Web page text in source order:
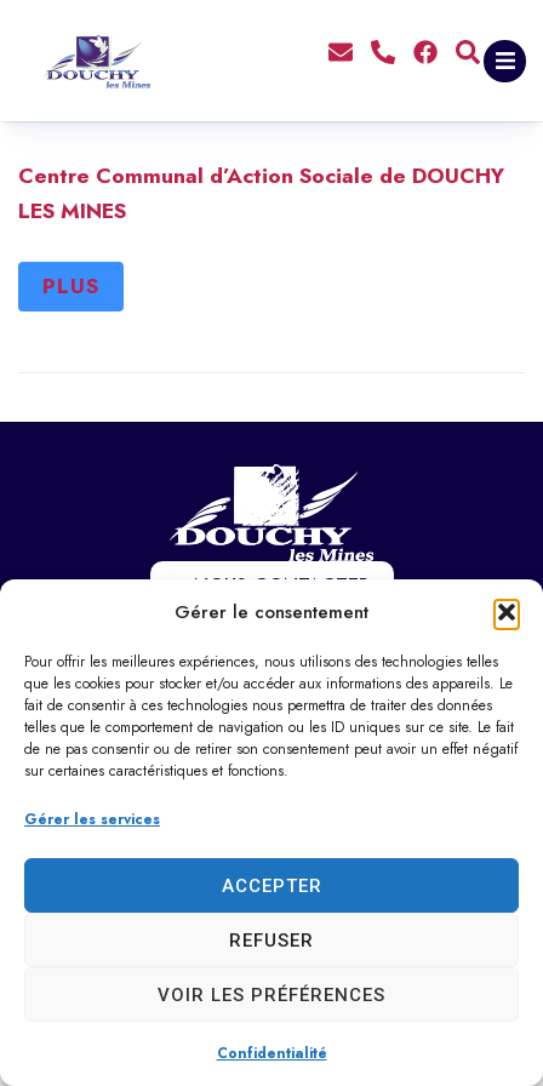
Gérer le consentement
Pour offrir les meilleures expériences, nous utilisons des technologies telles
que les cookies pour stocker et/ou accéder aux informations des appareils. Le
fait de consentir à ces technologies nous permettra de traiter des données
telles que le comportement de navigation ou les ID uniques sur ce site. Le fait
de ne pas consentir ou de retirer son consentement peut avoir un effet négatif
sur certaines caractéristiques et fonctions.
Gérer les services
ACCEPTER
REFUSER
VOIR LES PRÉFÉRENCES
Confidentialité
principal
Centre Communal d’Action Sociale de DOUCHY
LES MINES
PLUS
NOUS CONTACTER
Hôtel de ville
37 Pl. Paul Eluard,
59282 Douchy-les-Mines
03 27 22 22 22
Horaires d’ouverture
Du lundi au vendredi :
9h00 – 12h00 / 14h00 – 17h30
Dimanche : Fermé
légales du ntialité créé par Utopia